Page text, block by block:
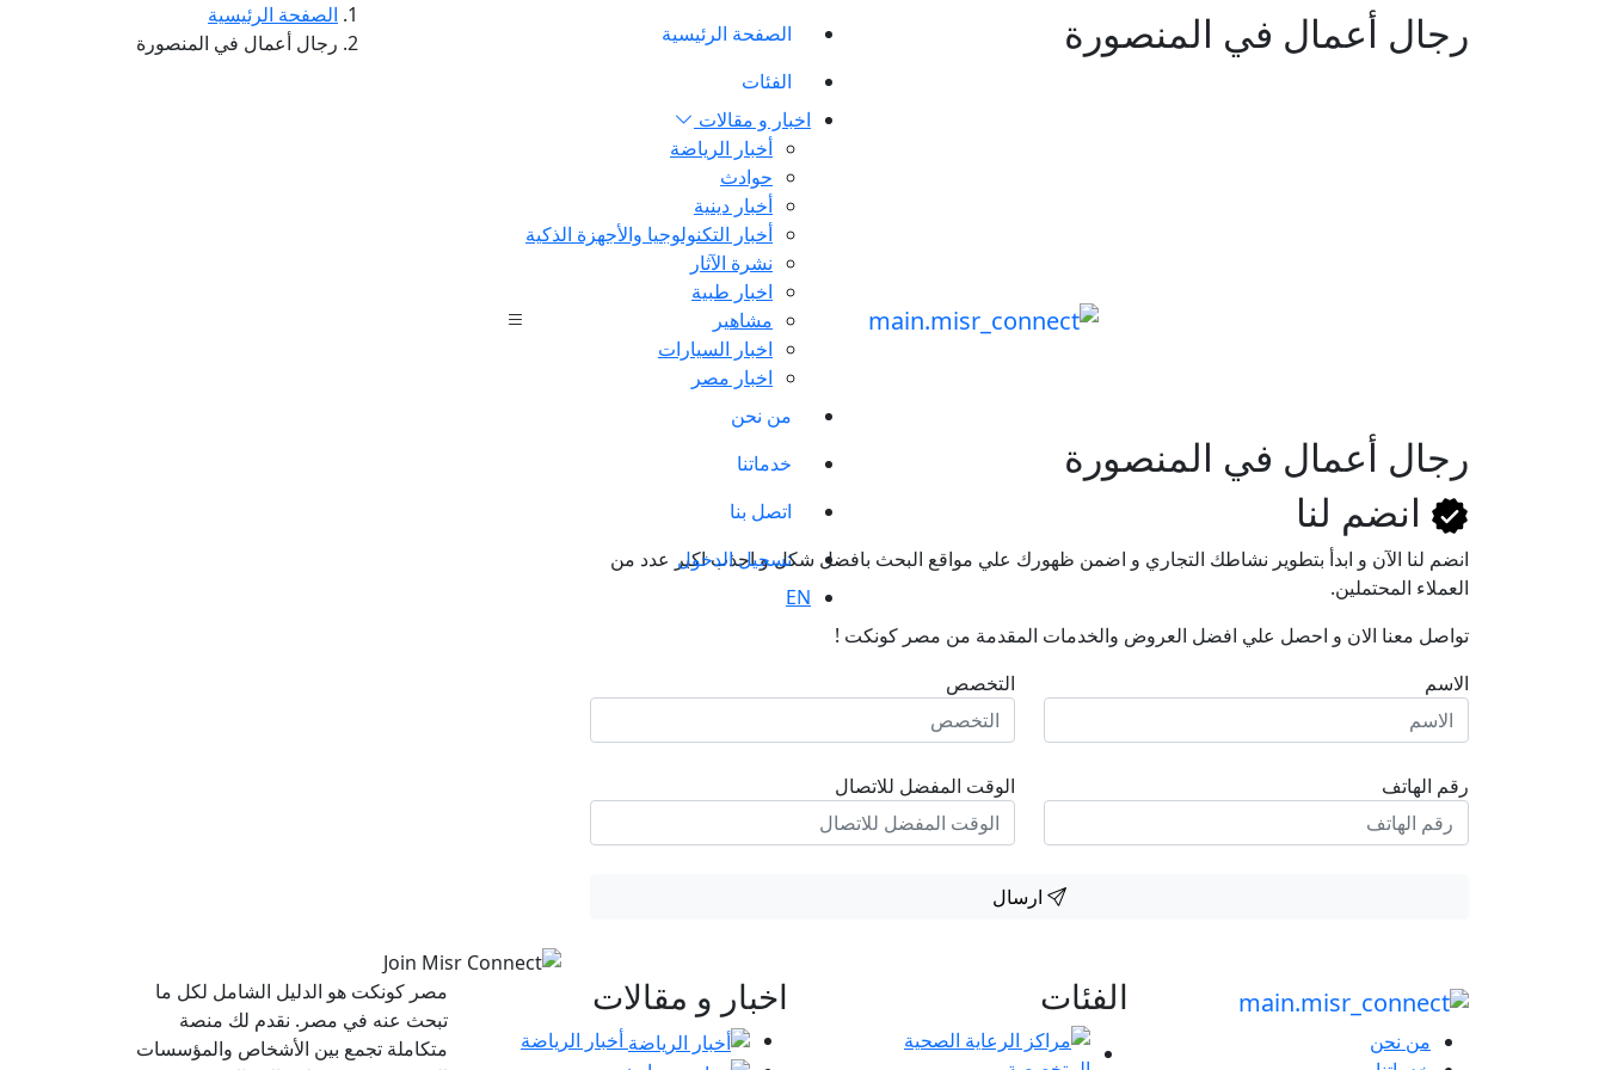
الصفحة الرئيسية
الفئات
اخبار و مقالات
أخبار الرياضة
حوادث
أخبار دينية
أخبار التكنولوجيا والأجهزة الذكية
نشرة الآثار
اخبار طبية
مشاهير
اخبار السيارات
اخبار مصر
من نحن
خدماتنا
اتصل بنا
تسجيل الدخول
EN
رجال أعمال في المنصورة
الصفحة الرئيسية
رجال أعمال في المنصورة
رجال أعمال في المنصورة
انضم لنا
انضم لنا اﻵن و ابدأ بتطوير نشاطك التجاري و اضمن ظهورك علي مواقع البحث بافضل شكل و اجذب اكبر عدد من
العملاء المحتملين.
تواصل معنا الان و احصل علي افضل العروض والخدمات المقدمة من مصر كونكت !
الاسم
رقم الهاتف
التخصص
الوقت المفضل للاتصال
ارسال
من نحن
الفئات اخبار و مقالات
أخبار الرياضة
مصر كونكت هو الدليل الشامل لكل ما
تبحث عنه في مصر. نقدم لك منصة
متكاملة تجمع بين الأشخاص والمؤسسات